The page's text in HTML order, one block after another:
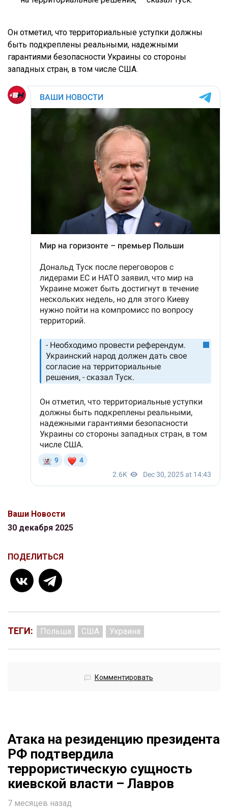
Он отметил, что территориальные уступки должны
быть подкреплены реальными, надежными
гарантиями безопасности Украины со стороны
западных стран, в том числе США.
Ваши Новости
30 декабря 2025
ПОДЕЛИТЬСЯ
ТЕГИ: Польша США Украина
Комментировать
Атака на резиденцию президента
РФ подтвердила
террористическую сущность
киевской власти – Лавров
7 месяцев назад